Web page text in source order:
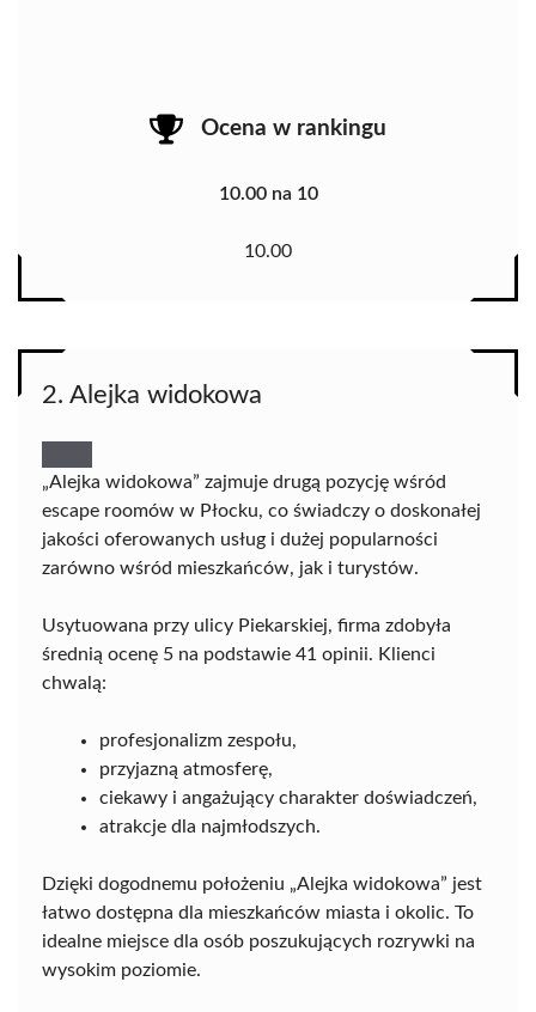
Ocena w rankingu
10.00 na 10
10.00
2. Alejka widokowa
„Alejka widokowa” zajmuje drugą pozycję wśród
escape roomów w Płocku, co świadczy o doskonałej
jakości oferowanych usług i dużej popularności
zarówno wśród mieszkańców, jak i turystów.
Usytuowana przy ulicy Piekarskiej, firma zdobyła
średnią ocenę 5 na podstawie 41 opinii. Klienci
chwalą:
profesjonalizm zespołu,
przyjazną atmosferę,
ciekawy i angażujący charakter doświadczeń,
atrakcje dla najmłodszych.
Dzięki dogodnemu położeniu „Alejka widokowa” jest
łatwo dostępna dla mieszkańców miasta i okolic. To
idealne miejsce dla osób poszukujących rozrywki na
wysokim poziomie.